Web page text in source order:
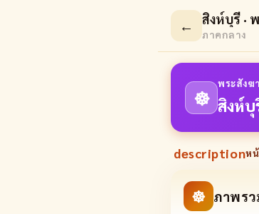
← สิงห์บุรี ·
ภาคกลาง
☸
พระสังฆ
สิงห์บุ
descriptionห
☸ ภาพรว